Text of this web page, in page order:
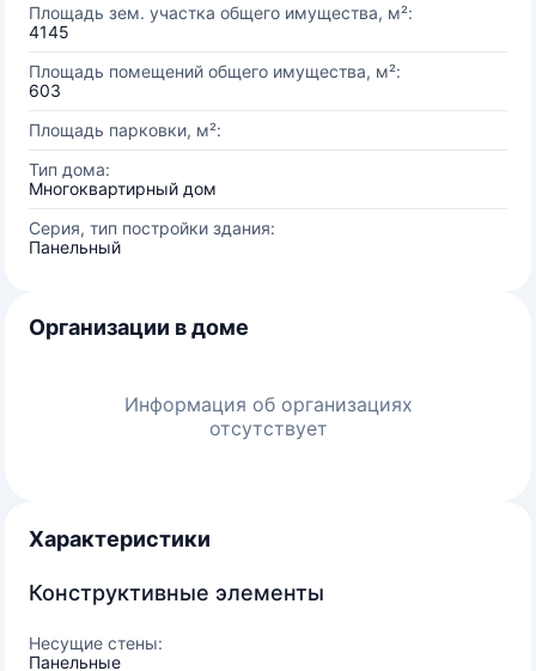
Площадь зем. участка общего имущества, м²:
4145
Площадь помещений общего имущества, м²:
603
Площадь парковки, м²:
Тип дома:
Многоквартирный дом
Серия, тип постройки здания:
Панельный
Организации в доме
Информация об организациях
отсутствует
Характеристики
Конструктивные элементы
Несущие стены:
Панельные